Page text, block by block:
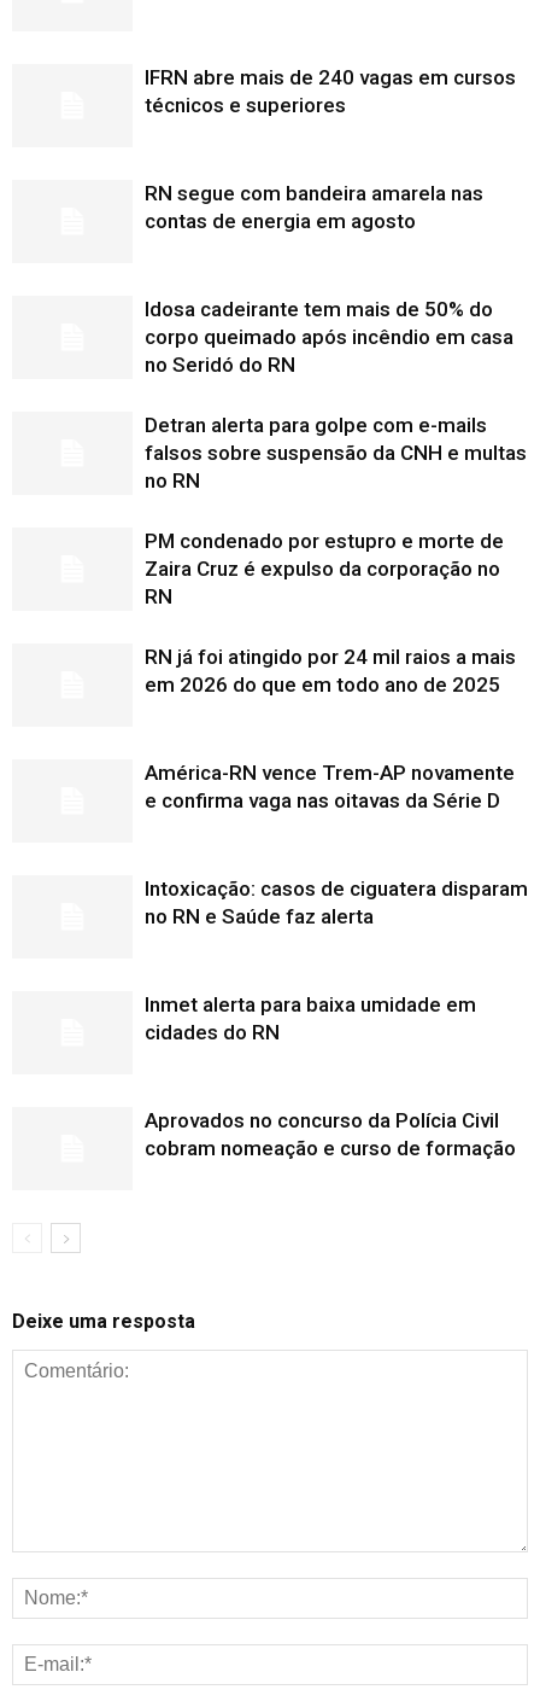
IFRN abre mais de 240 vagas em cursos
técnicos e superiores
RN segue com bandeira amarela nas
contas de energia em agosto
Idosa cadeirante tem mais de 50% do
corpo queimado após incêndio em casa
no Seridó do RN
Detran alerta para golpe com e-mails
falsos sobre suspensão da CNH e multas
no RN
PM condenado por estupro e morte de
Zaira Cruz é expulso da corporação no
RN
RN já foi atingido por 24 mil raios a mais
em 2026 do que em todo ano de 2025
América-RN vence Trem-AP novamente
e confirma vaga nas oitavas da Série D
Intoxicação: casos de ciguatera disparam
no RN e Saúde faz alerta
Inmet alerta para baixa umidade em
cidades do RN
Aprovados no concurso da Polícia Civil
cobram nomeação e curso de formação
Deixe uma resposta